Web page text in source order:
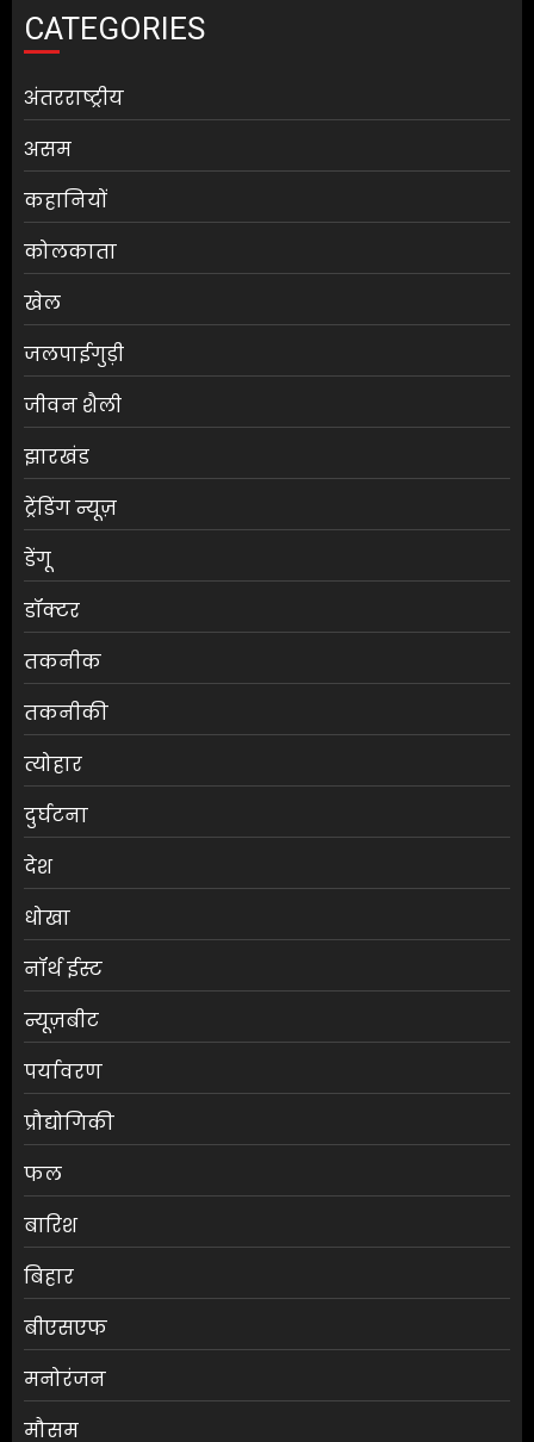
CATEGORIES
अंतरराष्ट्रीय
असम
कहानियों
कोलकाता
खेल
जलपाईगुड़ी
जीवन शैली
झारखंड
ट्रेंडिंग न्यूज़
डेंगू
डॉक्टर
तकनीक
तकनीकी
त्योहार
दुर्घटना
देश
धोखा
नॉर्थ ईस्ट
न्यूज़बीट
पर्यावरण
प्रौद्योगिकी
फल
बारिश
बिहार
बीएसएफ
मनोरंजन
मौसम